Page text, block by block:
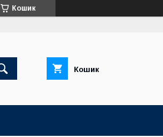
Кошик
Кошик